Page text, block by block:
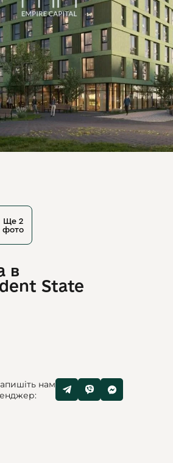
Ще 2
фото
в
State
нам